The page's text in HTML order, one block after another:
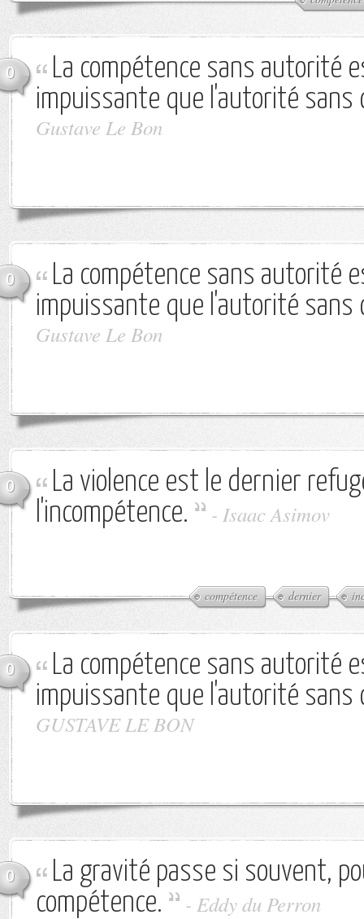
0
La compétence sans autorité
impuissante que l'autorité sans
Gustave Le Bon
0
La compétence sans autorité
impuissante que l'autorité sans
Gustave Le Bon
0
La violence est le dernier
l'incompétence.
- Isaac Asimov
compétence dernier
0
La compétence sans autorité
impuissante que l'autorité sans
GUSTAVE LE BON
0
La gravité passe si souvent,
compétence.
- Eddy du Perron